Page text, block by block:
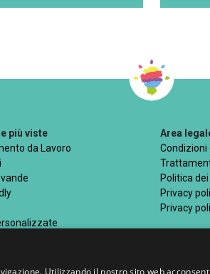
più viste
da Lavoro
Area
Condizioni
Politica
Privacy
Privacy
Utilizzando il nostro sito web